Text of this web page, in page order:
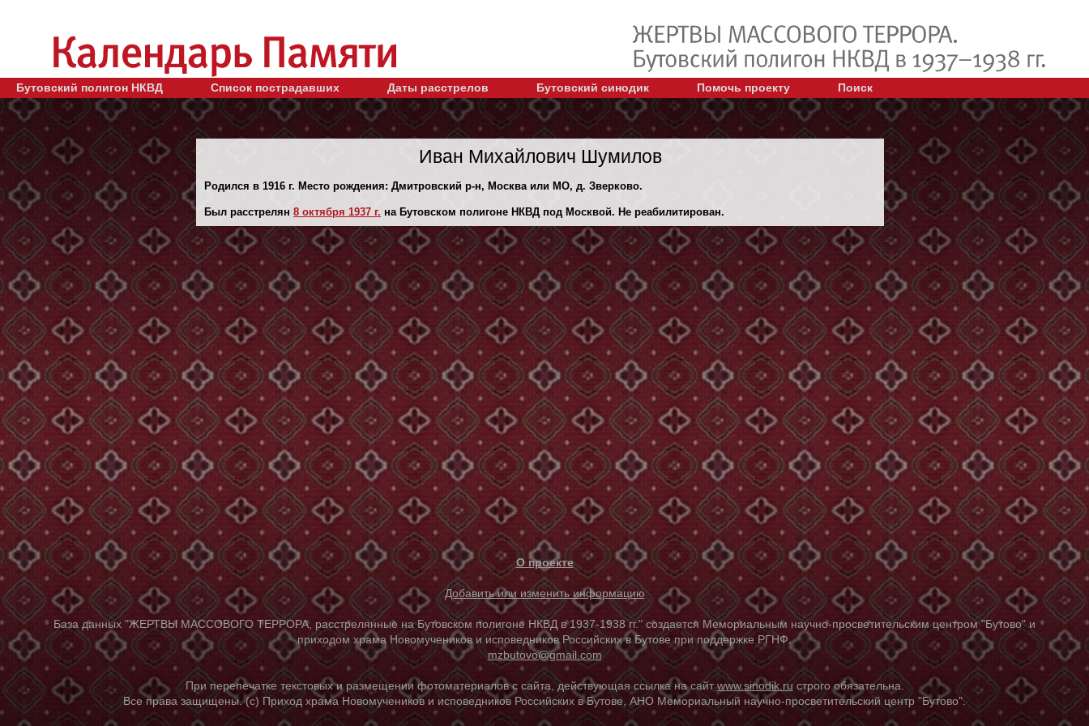
Бутовский полигон НКВД Список пострадавших Даты расстрелов Бутовский синодик Помочь проекту Поиск
Иван Михайлович Шумилов
Родился в 1916 г. Место рождения: Дмитровский р-н, Москва или МО, д. Зверково.
Был расстрелян 8 октября 1937 г. на Бутовском полигоне НКВД под Москвой. Не реабилитирован.
О проекте
Добавить или изменить информацию
База данных "ЖЕРТВЫ МАССОВОГО ТЕРРОРА, расстрелянные на Бутовском полигоне НКВД в 1937-1938 гг." создается Мемориальным научно-просветительским центром "Бутово" и
приходом храма Новомучеников и исповедников Российских в Бутове при поддержке РГНФ.
mzbutovo@gmail.com
При перепечатке текстовых и размещении фотоматериалов с сайта, действующая ссылка на сайтwww.sinodik.ru строго обязательна.
Все права защищены. (с) Приход храма Новомучеников и исповедников Российских в Бутове, АНО Мемориальный научно-просветительский центр "Бутово".